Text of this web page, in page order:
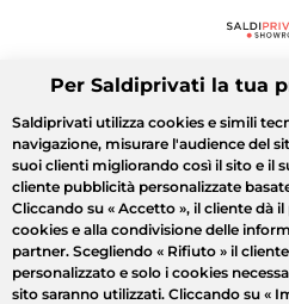
Per Saldiprivati la tua
Saldiprivati utilizza cookies e simili
navigazione, misurare l'audience del
suoi clienti migliorando così il sito e il
cliente pubblicità personalizzate
Cliccando su « Accetto », il cliente dà
cookies e alla condivisione delle
partner. Scegliendo « Rifiuto » il
personalizzato e solo i cookies
sito saranno utilizzati. Cliccando su «